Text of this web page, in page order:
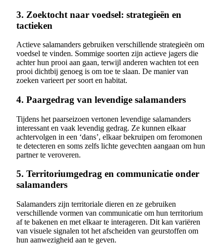
3. Zoektocht naar voedsel: strategieën en
tactieken
Actieve salamanders gebruiken verschillende strategieën om
voedsel te vinden. Sommige soorten zijn actieve jagers die
achter hun prooi aan gaan, terwijl anderen wachten tot een
prooi dichtbij genoeg is om toe te slaan. De manier van
zoeken varieert per soort en habitat.
4. Paargedrag van levendige salamanders
Tijdens het paarseizoen vertonen levendige salamanders
interessant en vaak levendig gedrag. Ze kunnen elkaar
achtervolgen in een ‘dans’, elkaar bekruipen om feromonen
te detecteren en soms zelfs lichte gevechten aangaan om hun
partner te veroveren.
5. Territoriumgedrag en communicatie onder
salamanders
Salamanders zijn territoriale dieren en ze gebruiken
verschillende vormen van communicatie om hun territorium
af te bakenen en met elkaar te interageren. Dit kan variëren
van visuele signalen tot het afscheiden van geurstoffen om
hun aanwezigheid aan te geven.